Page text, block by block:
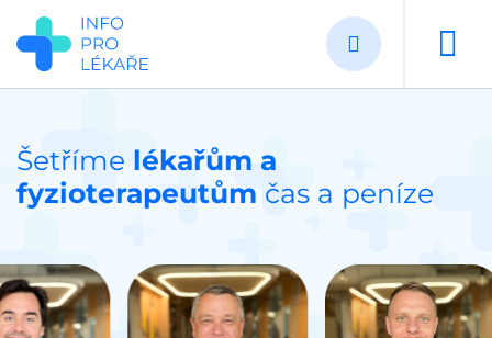
Přejít
hlavnímu
obsahu
Šetříme lékařům a
fyzioterapeutům čas a peníze